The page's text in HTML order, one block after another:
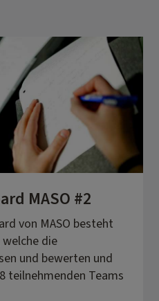
MASO #2
von MASO besteht
die
und bewerten und
teilnehmenden Teams